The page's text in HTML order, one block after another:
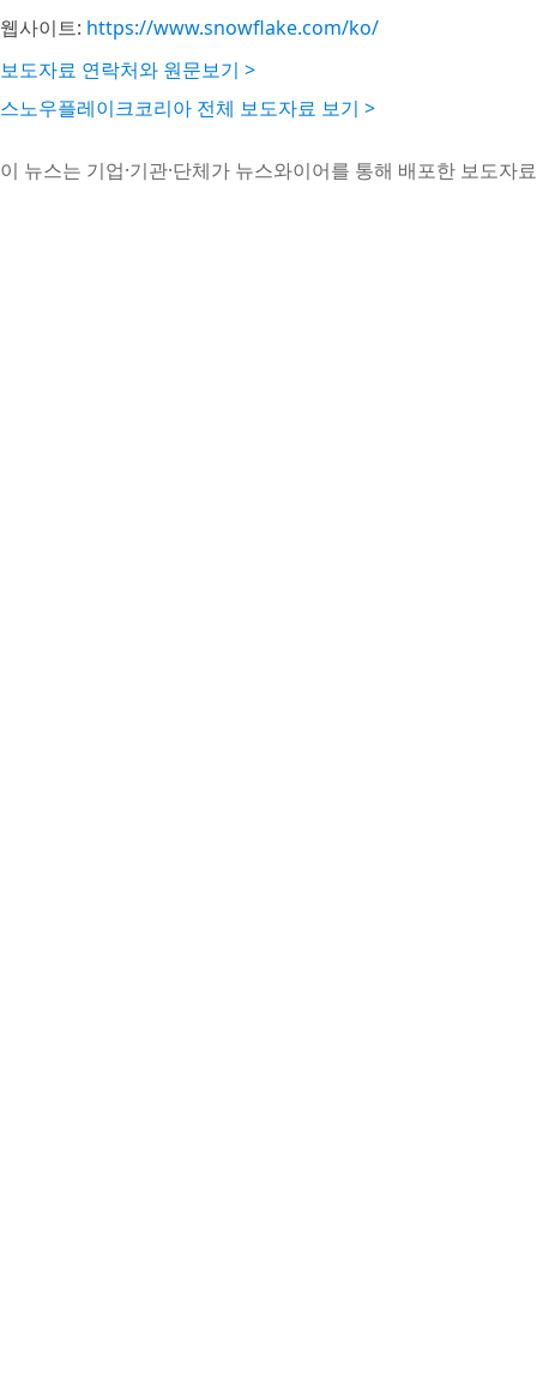
웹사이트: https://www.snowflake.com/ko/
보도자료 연락처와 원문보기 >
스노우플레이크코리아 전체 보도자료 보기 >
이 뉴스는 기업·기관·단체가 뉴스와이어를 통해 배포한 보도자